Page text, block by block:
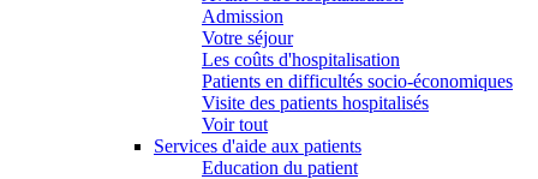
Admission
Votre séjour
Les coûts d'hospitalisation
Patients en difficultés socio-économiques
Visite des patients hospitalisés
Voir tout
Services d'aide aux patients
Education du patient